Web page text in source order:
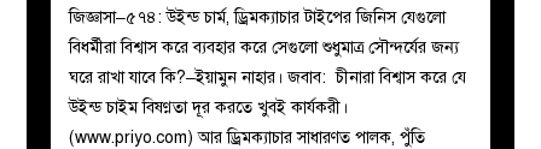
জিজ্ঞাসা–৫৭৪: উইন্ড চার্ম, ড্রিমক্যাচার টাইপের জিনিস যেগুলো
বিধর্মীরা বিশ্বাস করে ব্যবহার করে সেগুলো শুধুমাত্র সৌন্দর্যের জন্য
ঘরে রাখা যাবে কি?–ইয়ামুন নাহার। জবাব: চীনারা বিশ্বাস করে যে
উইন্ড চাইম বিষণ্ণতা দূর করতে খুবই কার্যকরী।
(www.priyo.com) আর ড্রিমক্যাচার সাধারণত পালক, পুঁতি